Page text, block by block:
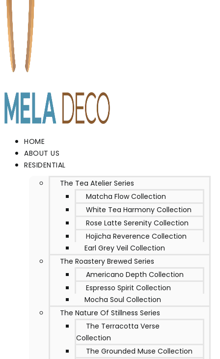
HOME
ABOUT US
RESIDENTIAL
The Tea Atelier Series
Matcha Flow Collection
White Tea Harmony Collection
Rose Latte Serenity Collection
Hojicha Reverence Collection
Earl Grey Veil Collection
The Roastery Brewed Series
Americano Depth Collection
Espresso Spirit Collection
Mocha Soul Collection
The Nature Of Stillness Series
The Terracotta Verse
Collection
The Grounded Muse Collection